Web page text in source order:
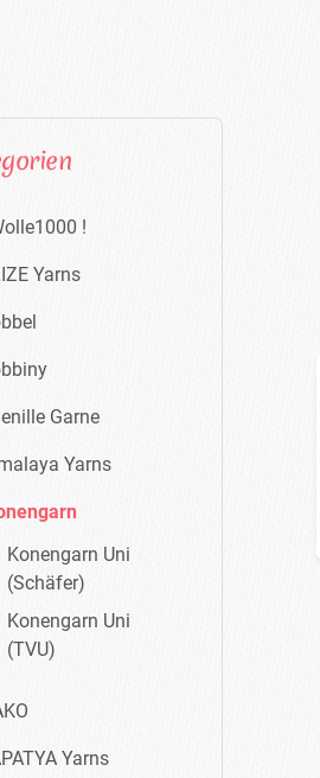
!
Yarns
Garne
Yarns
Konengarn Uni
(Schäfer)
Konengarn Uni
(TVU)
Yarns